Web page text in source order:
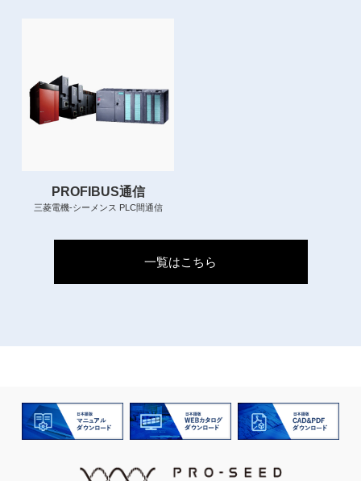
PROFIBUS通信
三菱電機-シーメンス PLC間通信
一覧はこちら